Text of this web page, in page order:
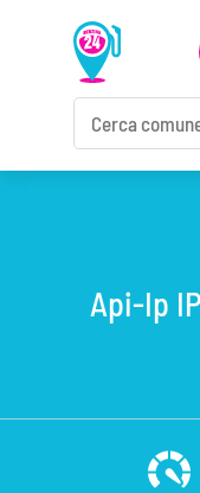
Api-Ip